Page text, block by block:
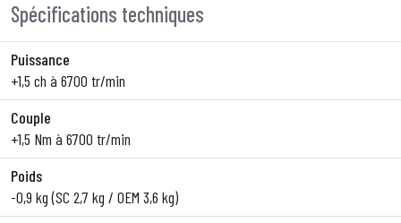
Spécifications techniques
Puissance
+1,5 ch à 6700 tr/min
Couple
+1,5 Nm à 6700 tr/min
Poids
-0,9 kg (SC 2,7 kg / OEM 3,6 kg)